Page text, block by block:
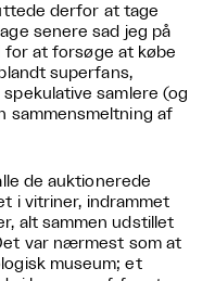
derfor at tage
senere sad jeg på
for at forsøge at købe
superfans,
samlere (og
sammensmeltning af
de auktionerede
i vitriner, indrammet
alt sammen udstillet
var nærmest som at
museum; et